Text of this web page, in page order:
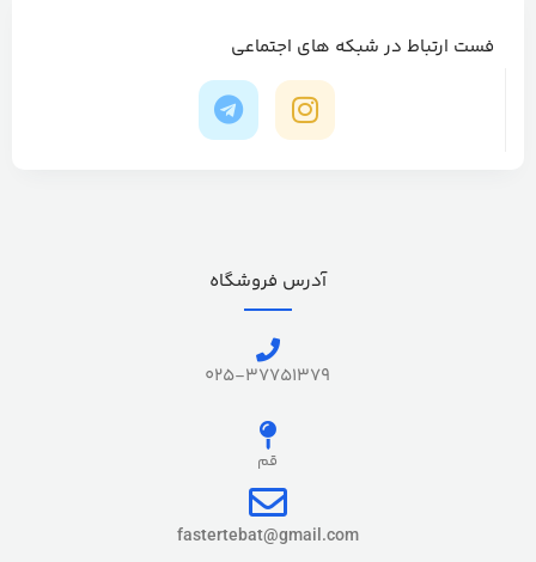
فست ارتباط در شبکه های اجتماعی
آدرس فروشگاه
025-37751379
قم
fastertebat@gmail.com